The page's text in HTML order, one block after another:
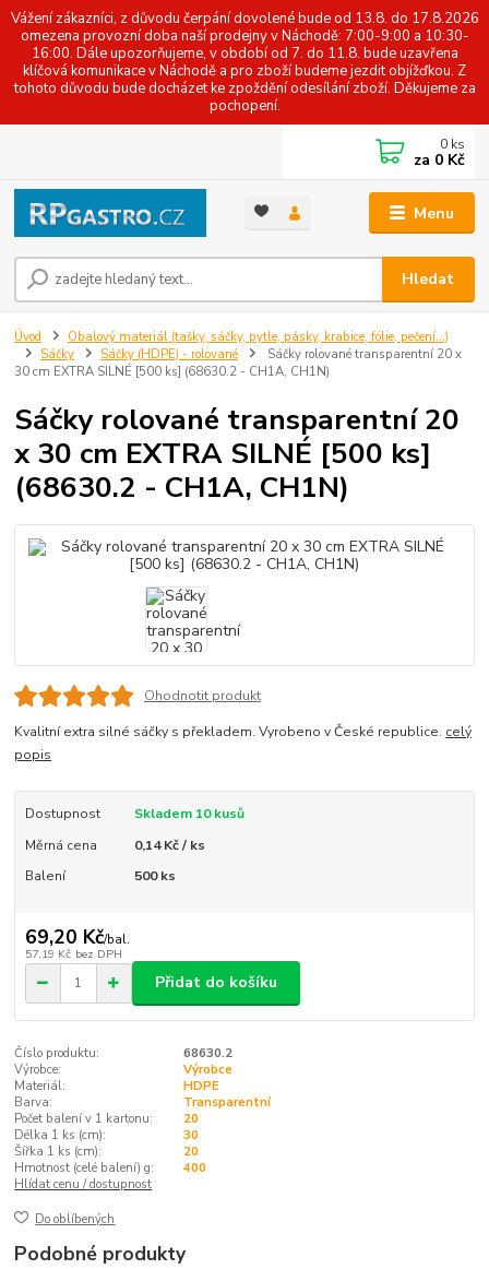
Vážení zákazníci, z důvodu čerpání dovolené bude od 13.8. do 17.8.2026
omezena provozní doba naší prodejny v Náchodě: 7:00-9:00 a 10:30-
16:00. Dále upozorňujeme, v období od 7. do 11.8. bude uzavřena
klíčová komunikace v Náchodě a pro zboží budeme jezdit objížďkou. Z
tohoto důvodu bude docházet ke zpoždění odesílání zboží. Děkujeme za
pochopení.
Menu
Hledat
0 ks
za 0 Kč
Úvod
Obalový materiál (tašky, sáčky, pytle, pásky, krabice, fólie, pečení...)
Sáčky
Sáčky (HDPE) - rolované
Sáčky rolované transparentní 20 x
30 cm EXTRA SILNÉ [500 ks] (68630.2 - CH1A, CH1N)
Sáčky rolované transparentní 20
x 30 cm EXTRA SILNÉ [500 ks]
(68630.2 - CH1A, CH1N)
Ohodnotit produkt
Kvalitní extra silné sáčky s překladem. Vyrobeno v České republice. celý
popis
Dostupnost
Skladem 10 kusů
Měrná cena
0,14 Kč / ks
Balení
500 ks
69,20 Kč/bal.
57,19 Kč bez DPH
Přidat do košíku
Číslo produktu:
68630.2
Výrobce:
Výrobce
Materiál:
HDPE
Barva:
Transparentní
Počet balení v 1 kartonu:
20
Délka 1 ks (cm):
30
Šířka 1 ks (cm):
20
Hmotnost (celé balení) g:
400
Hlídat cenu / dostupnost
Do oblíbených
Podobné produkty